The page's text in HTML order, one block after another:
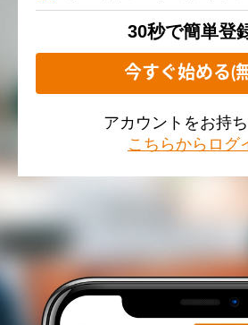
30秒で簡単登
今すぐ始める(
アカウントをお持
こちらからログ